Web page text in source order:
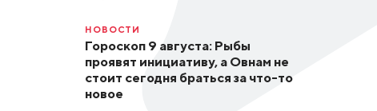
НОВОСТИ
Гороскоп 9 августа: Рыбы
проявят инициативу, а Овнам не
стоит сегодня браться за что-то
новое